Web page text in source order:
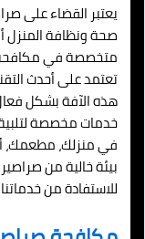
يعتبر القضاء على
صحة ونظافة المنزل
متخصصة في مكافحة
تعتمد على أحدث
هذه الآفة بشكل
خدمات مخصصة
في منزلك، مطعمك،
بيئة خالية من
للاستفادة من